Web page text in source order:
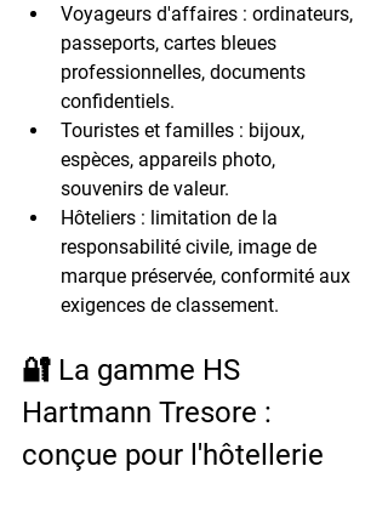
Voyageurs d'affaires : ordinateurs,
passeports, cartes bleues
professionnelles, documents
confidentiels.
Touristes et familles : bijoux,
espèces, appareils photo,
souvenirs de valeur.
Hôteliers : limitation de la
responsabilité civile, image de
marque préservée, conformité aux
exigences de classement.
🔐 La gamme HS
Hartmann Tresore :
conçue pour l'hôtellerie